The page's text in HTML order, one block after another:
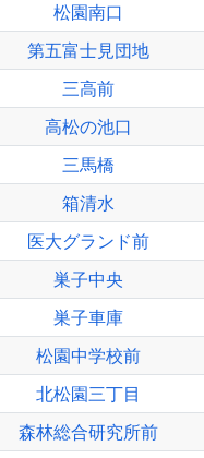
松園南口
第五富士見団地
三高前
高松の池口
三馬橋
箱清水
医大グランド前
巣子中央
巣子車庫
松園中学校前
北松園三丁目
森林総合研究所前